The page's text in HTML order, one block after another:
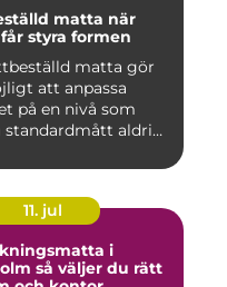
matta när
styra formen
matta gör
att anpassa
på en nivå som
standardmått aldrig
11. jul
i
du rätt